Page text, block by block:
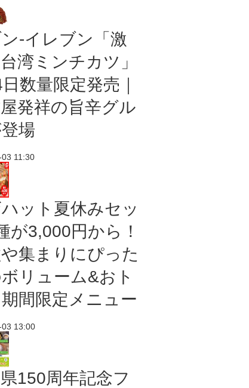
-イレブン「激
湾ミンチカツ」
数量限定発売｜
発祥の旨辛グル
場
11:30
ット夏休みセッ
が3,000円から！
集まりにぴった
リューム&おト
間限定メニュー
13:00
150周年記念フ